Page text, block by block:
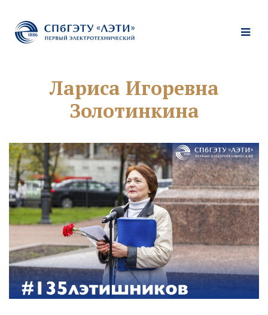
Лариса Игоревна
Золотинкина